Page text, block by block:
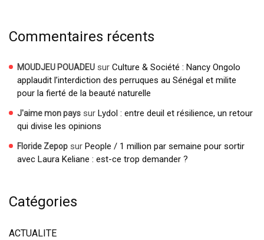
Commentaires récents
MOUDJEU POUADEU sur Culture & Société : Nancy Ongolo
applaudit l’interdiction des perruques au Sénégal et milite
pour la fierté de la beauté naturelle
J'aime mon pays sur Lydol : entre deuil et résilience, un retour
qui divise les opinions
Floride Zepop sur People / 1 million par semaine pour sortir
avec Laura Keliane : est-ce trop demander ?
Catégories
ACTUALITE